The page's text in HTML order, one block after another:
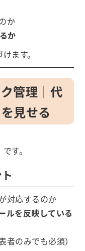
か
か
ます。
管理｜代
見せる
す。
対応するのか
ルを反映している
のみでも必須）